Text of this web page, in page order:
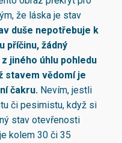
že láska je stav
duše nepotřebuje k
příčinu, žádný
jiného úhlu pohledu
stavem vědomí je
čakru. Nevím, jestli
či pesimistu, když si
stav otevřenosti
kolem 30 či 35